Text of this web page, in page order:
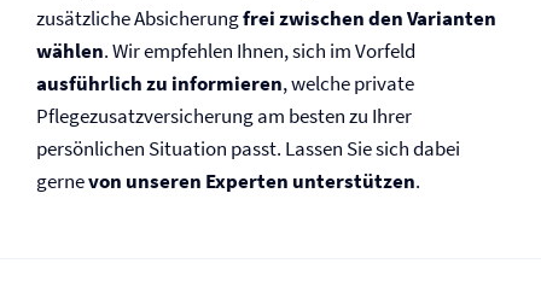
zusätzliche Absicherungfrei zwischen den Varianten
wählen. Wir empfehlen Ihnen, sich im Vorfeld
ausführlich zu informieren, welche private
Pflegezusatz­versicherung am besten zu Ihrer
persönlichen Situation passt. Lassen Sie sich dabei
gernevon unseren Experten unterstützen.